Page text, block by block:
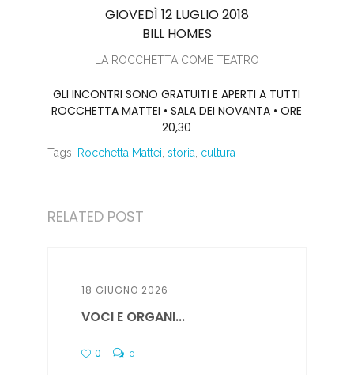
GIOVEDÌ 12 LUGLIO 2018
BILL HOMES
LA ROCCHETTA COME TEATRO
GLI INCONTRI SONO GRATUITI E APERTI A TUTTI
ROCCHETTA MATTEI • SALA DEI NOVANTA • ORE
20,30
Tags: Rocchetta Mattei, storia, cultura
RELATED POST
18 GIUGNO 2026
VOCI E ORGANI...
0 0